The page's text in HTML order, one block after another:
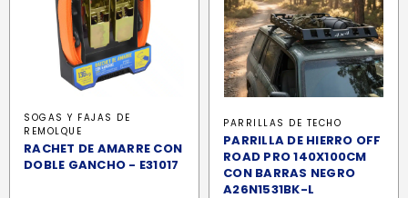
SOGAS Y FAJAS DE
REMOLQUE
RACHET DE AMARRE CON
DOBLE GANCHO - E31017
PARRILLAS DE TECHO
PARRILLA DE HIERRO OFF
ROAD PRO 140X100CM
CON BARRAS NEGRO
A26N1531BK-L